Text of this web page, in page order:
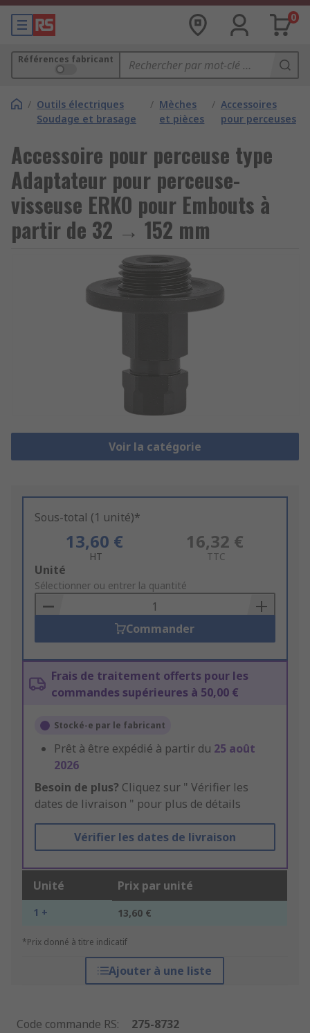
0
Références fabricant
/ Outils électriques
Soudage et brasage
/ Mèches
et pièces
/ Accessoires
pour perceuses
Accessoire pour perceuse type
Adaptateur pour perceuse-
visseuse ERKO pour Embouts à
partir de 32 → 152 mm
Voir la catégorie
Sous-total (1 unité)*
13,60 €
HT
16,32 €
TTC
Add
to
Basket
Unité
Sélectionner ou entrer la quantité
Commander
Frais de traitement offerts pour les
commandes supérieures à 50,00 €
Stocké-e par le fabricant
Prêt à être expédié à partir du 25 août
2026
Besoin de plus? Cliquez sur " Vérifier les
dates de livraison " pour plus de détails
Vérifier les dates de livraison
Unité Prix par unité
1 + 13,60 €
*Prix donné à titre indicatif
Ajouter à une liste
Code commande RS:
275-8732